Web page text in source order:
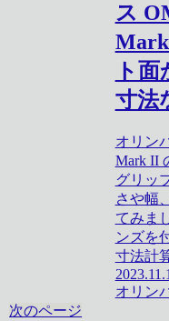
ス
ト
寸法
オリン
Mark II
グリッ
さや幅
てみま
ンズを
寸法計
オリン
次のページ